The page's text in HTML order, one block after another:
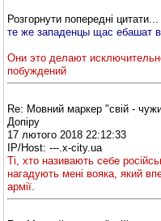
Розгорнути попередні цитати...
те же западенцы щас ебашат
Они это делают
побуждений
Re: Мовний маркер "свій -
Допіру
17 лютого 2018 22:12:33
IP/Host: ---.x-city.ua
Ті, хто називають себе
нагадують мені вояка, який
армії.